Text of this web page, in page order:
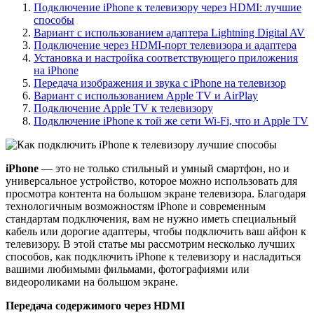
Подключение iPhone к телевизору через HDMI: лучшие
способы
Вариант с использованием адаптера Lightning Digital AV
Подключение через HDMI-порт телевизора и адаптера
Установка и настройка соответствующего приложения
на iPhone
Передача изображения и звука с iPhone на телевизор
Вариант с использованием Apple TV и AirPlay
Подключение Apple TV к телевизору
Подключение iPhone к той же сети Wi-Fi, что и Apple TV
iPhone — это не только стильный и умный смартфон, но и
универсальное устройство, которое можно использовать для
просмотра контента на большом экране телевизора. Благодаря
технологичным возможностям iPhone и современным
стандартам подключения, вам не нужно иметь специальный
кабель или дорогие адаптеры, чтобы подключить ваш айфон к
телевизору. В этой статье мы рассмотрим несколько лучших
способов, как подключить iPhone к телевизору и насладиться
вашими любимыми фильмами, фотографиями или
видеороликами на большом экране.
Передача содержимого через HDMI